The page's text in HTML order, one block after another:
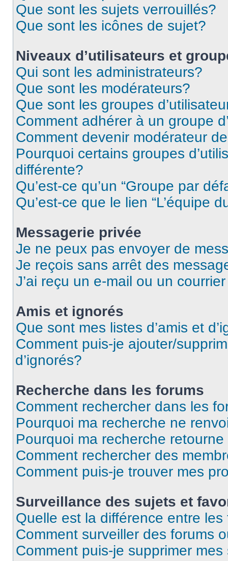
Que sont les sujets verrouillés?
Que sont les icônes de sujet?
Niveaux d’utilisateurs et
Qui sont les administrateurs?
Que sont les modérateurs?
Que sont les groupes
Comment adhérer à un groupe
Comment devenir modérateur
Pourquoi certains groupes
différente?
Qu’est-ce qu’un “Groupe par
Qu’est-ce que le lien “L’équipe
Messagerie privée
Je ne peux pas envoyer de
Je reçois sans arrêt des
J’ai reçu un e-mail ou un
Amis et ignorés
Que sont mes listes d’amis et
Comment puis-je ajouter/
d’ignorés?
Recherche dans les forums
Comment rechercher dans les
Pourquoi ma recherche ne
Pourquoi ma recherche
Comment rechercher des
Comment puis-je trouver mes
Surveillance des sujets et
Quelle est la différence entre
Comment surveiller des forums
Comment puis-je supprimer